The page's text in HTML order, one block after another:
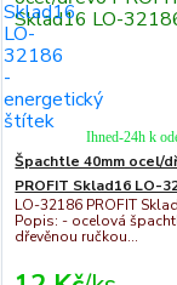
Špachtle 40mm ocel/
PROFIT Sklad16 LO-
LO-32186 PROFIT
Popis: - ocelová
dřevěnou ručkou...
Ihned-24h k